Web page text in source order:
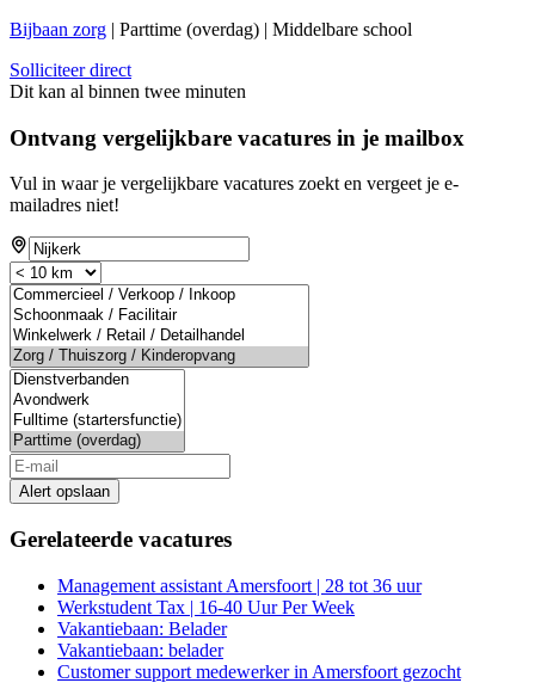
Bijbaan zorg | Parttime (overdag) | Middelbare school
Solliciteer direct
Dit kan al binnen twee minuten
Ontvang vergelijkbare vacatures in je mailbox
Vul in waar je vergelijkbare vacatures zoekt en vergeet je e-
mailadres niet!
If
you
are
a
human,
ignore
this
field
Alert opslaan
Gerelateerde vacatures
Management assistant Amersfoort | 28 tot 36 uur
Werkstudent Tax | 16-40 Uur Per Week
Vakantiebaan: Belader
Vakantiebaan: belader
Customer support medewerker in Amersfoort gezocht